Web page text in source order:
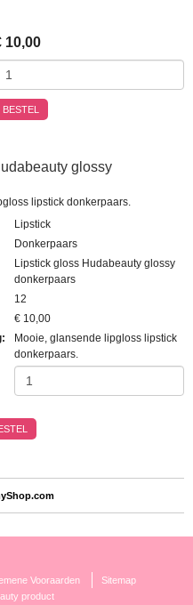
10,00
BESTEL
glossy
lipstick donkerpaars.
Lipstick
Donkerpaars
Lipstick gloss Hudabeauty glossy
donkerpaars
12
€ 10,00
:
Mooie, glansende lipgloss lipstick
donkerpaars.
Vooraarden
Sitemap
product